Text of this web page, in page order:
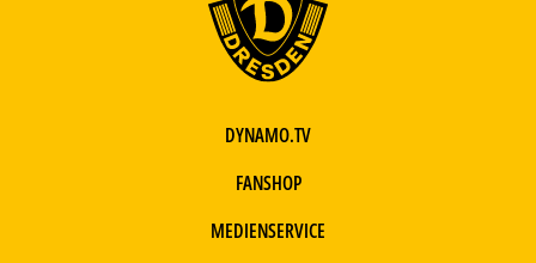
DYNAMO.TV
FANSHOP
MEDIENSERVICE